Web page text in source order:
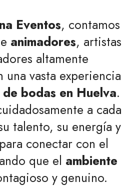
Eventos, contamos
animadores, artistas
altamente
vasta experiencia
de bodas en Huelva.
a cada
talento, su energía y
conectar con el
que el ambiente
y genuino.